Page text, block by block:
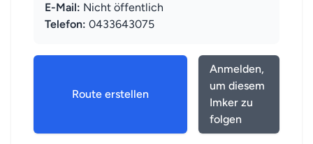
E-Mail: Nicht öffentlich
Telefon: 0433643075
Route erstellen
Anmelden,
um diesem
Imker zu
folgen